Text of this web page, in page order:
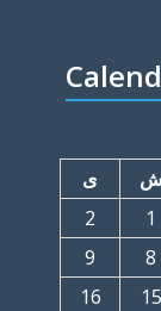
ش
ی
1
2
8
9
15
16